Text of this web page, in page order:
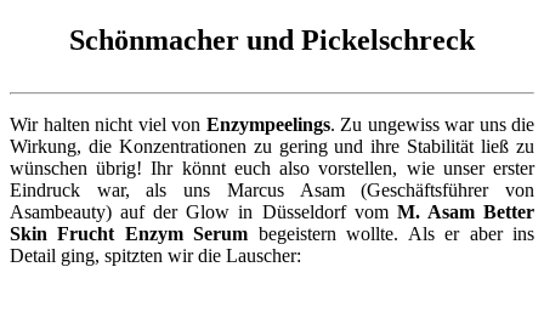
Schönmacher und Pickelschreck
Wir halten nicht viel von Enzympeelings. Zu ungewiss war uns die
Wirkung, die Konzentrationen zu gering und ihre Stabilität ließ zu
wünschen übrig! Ihr könnt euch also vorstellen, wie unser erster
Eindruck war, als uns Marcus Asam (Geschäftsführer von
Asambeauty) auf der Glow in Düsseldorf vom M. Asam Better
Skin Frucht Enzym Serum begeistern wollte. Als er aber ins
Detail ging, spitzten wir die Lauscher: